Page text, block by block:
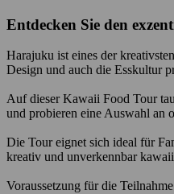
Entdecken Sie den
Harajuku ist eines der
Design und auch die Esskultur
Auf dieser Kawaii Food Tour
und probieren eine Auswahl an
Die Tour eignet sich ideal für
kreativ und unverkennbar
Voraussetzung für die